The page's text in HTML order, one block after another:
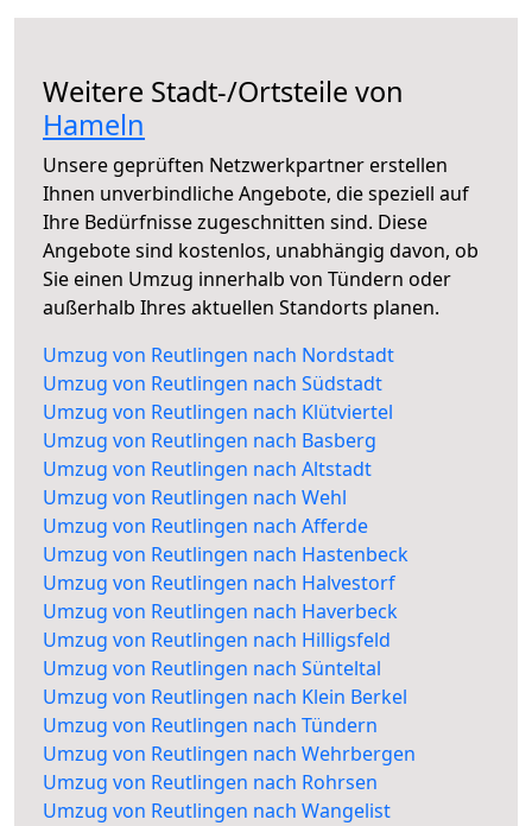
Weitere Stadt-/Ortsteile von
Hameln
Unsere geprüften Netzwerkpartner erstellen
Ihnen unverbindliche Angebote, die speziell auf
Ihre Bedürfnisse zugeschnitten sind. Diese
Angebote sind kostenlos, unabhängig davon, ob
Sie einen Umzug innerhalb von Tündern oder
außerhalb Ihres aktuellen Standorts planen.
Umzug von Reutlingen nach Nordstadt
Umzug von Reutlingen nach Südstadt
Umzug von Reutlingen nach Klütviertel
Umzug von Reutlingen nach Basberg
Umzug von Reutlingen nach Altstadt
Umzug von Reutlingen nach Wehl
Umzug von Reutlingen nach Afferde
Umzug von Reutlingen nach Hastenbeck
Umzug von Reutlingen nach Halvestorf
Umzug von Reutlingen nach Haverbeck
Umzug von Reutlingen nach Hilligsfeld
Umzug von Reutlingen nach Sünteltal
Umzug von Reutlingen nach Klein Berkel
Umzug von Reutlingen nach Tündern
Umzug von Reutlingen nach Wehrbergen
Umzug von Reutlingen nach Rohrsen
Umzug von Reutlingen nach Wangelist